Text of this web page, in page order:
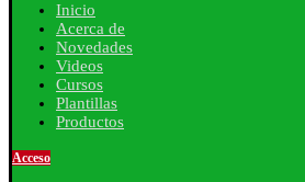
Inicio
Acerca de
Novedades
Videos
Cursos
Plantillas
Productos
Acceso